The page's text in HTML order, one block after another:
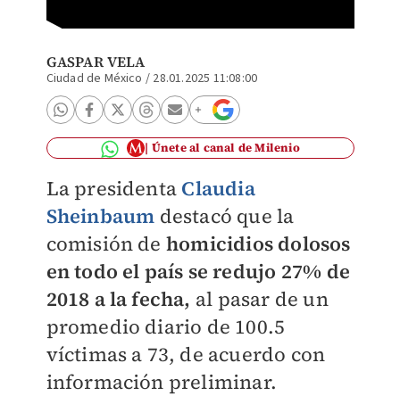
GASPAR VELA
Ciudad de México / 28.01.2025 11:08:00
Únete al canal de Milenio
La presidenta Claudia
Sheinbaum destacó que la
comisión de homicidios dolosos
en todo el país se redujo 27% de
2018 a la fecha, al pasar de un
promedio diario de 100.5
víctimas a 73, de acuerdo con
información preliminar.